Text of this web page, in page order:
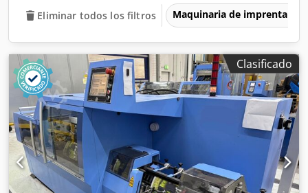
Eliminar todos los filtros Maquinaria de imprenta y
Clasificado